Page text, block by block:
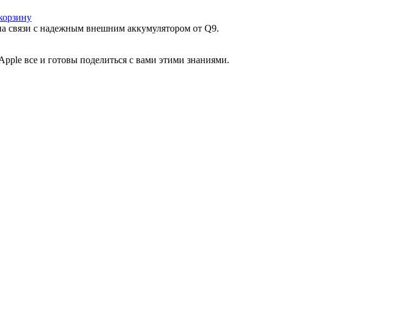
связи с надежным внешним аккумулятором от Q9.
все и готовы поделиться с вами этими знаниями.